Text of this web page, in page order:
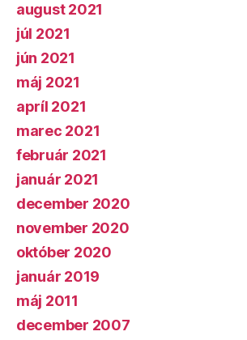
august 2021
júl 2021
jún 2021
máj 2021
apríl 2021
marec 2021
február 2021
január 2021
december 2020
november 2020
október 2020
január 2019
máj 2011
december 2007